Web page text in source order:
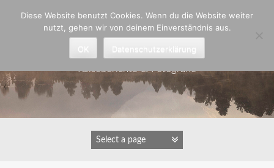
Astrid Padberg
Reiseberichte & Fotografie
Diese Website benutzt Cookies. Wenn du die Website weiter
nutzt, gehen wir von deinem Einverständnis aus.